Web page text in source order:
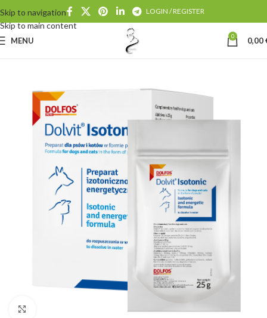
Skip to navigation
Skip to main content
LOGIN / REGISTER
MENU 0 0,00